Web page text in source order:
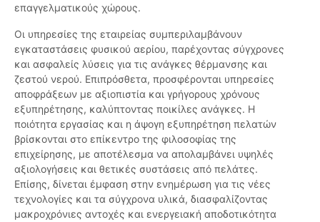
επαγγελματικούς χώρους.
Οι υπηρεσίες της εταιρείας συμπεριλαμβάνουν
εγκαταστάσεις φυσικού αερίου, παρέχοντας σύγχρονες
και ασφαλείς λύσεις για τις ανάγκες θέρμανσης και
ζεστού νερού. Επιπρόσθετα, προσφέρονται υπηρεσίες
αποφράξεων με αξιοπιστία και γρήγορους χρόνους
εξυπηρέτησης, καλύπτοντας ποικίλες ανάγκες. Η
ποιότητα εργασίας και η άψογη εξυπηρέτηση πελατών
βρίσκονται στο επίκεντρο της φιλοσοφίας της
επιχείρησης, με αποτέλεσμα να απολαμβάνει υψηλές
αξιολογήσεις και θετικές συστάσεις από πελάτες.
Επίσης, δίνεται έμφαση στην ενημέρωση για τις νέες
τεχνολογίες και τα σύγχρονα υλικά, διασφαλίζοντας
μακροχρόνιες αντοχές και ενεργειακή αποδοτικότητα